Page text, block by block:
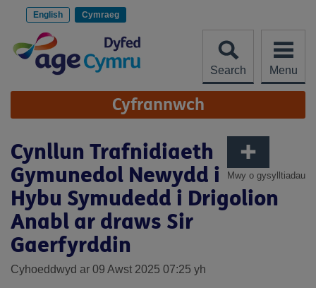
cynnwys
English Cymraeg
Search Menu
Site
Navigation
Cyfrannwch
Mwy o gysylltiadau
Cynllun Trafnidiaeth
Gymunedol Newydd i
Hybu Symudedd i Drigolion
Anabl ar draws Sir
Gaerfyrddin
Cyhoeddwyd ar 09 Awst 2025 07:25 yh